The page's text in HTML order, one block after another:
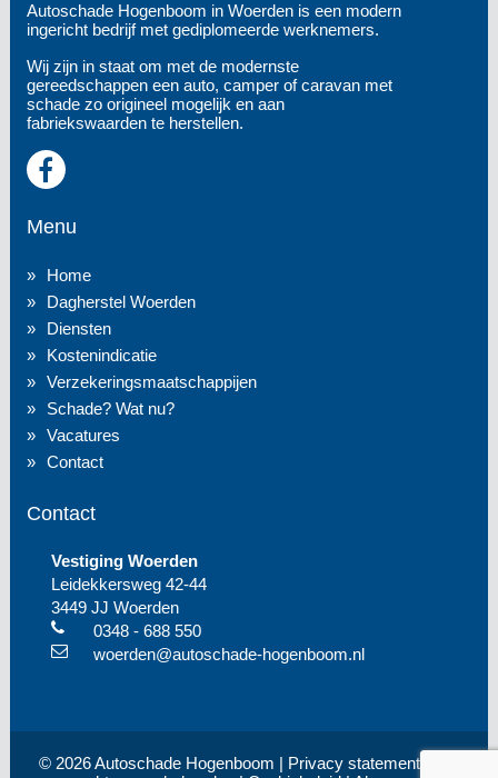
Autoschade Hogenboom in Woerden is een modern
ingericht bedrijf met gediplomeerde werknemers.
Wij zijn in staat om met de modernste
gereedschappen een auto, camper of caravan met
schade zo origineel mogelijk en aan
fabriekswaarden te herstellen.
Menu
Home
Dagherstel Woerden
Diensten
Kostenindicatie
Verzekeringsmaatschappijen
Schade? Wat nu?
Vacatures
Contact
Contact
Vestiging Woerden
Leidekkersweg 42-44
3449 JJ Woerden
0348 - 688 550
woerden@autoschade-hogenboom.nl
© 2026 Autoschade Hogenboom | Privacy statement